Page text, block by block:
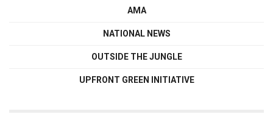
AMA
NATIONAL NEWS
OUTSIDE THE JUNGLE
UPFRONT GREEN INITIATIVE